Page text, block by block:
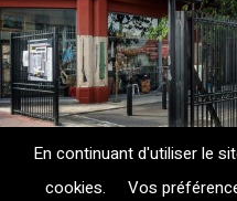
En continuant d'utiliser le
cookies.
Vos